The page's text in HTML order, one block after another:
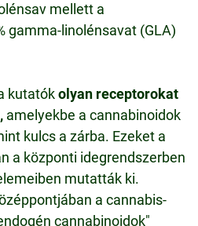
mellett a
gamma-linolénsavat (GLA)
kutatókolyan receptorokat
amelyekbe a cannabinoidok
kulcs a zárba. Ezeket a
a központi idegrendszerben
mutatták ki.
a cannabis-
cannabinoidok"